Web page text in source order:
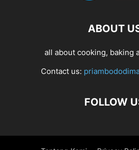
ABOUT
all about cooking, baking
Contact us:
FOLLOW